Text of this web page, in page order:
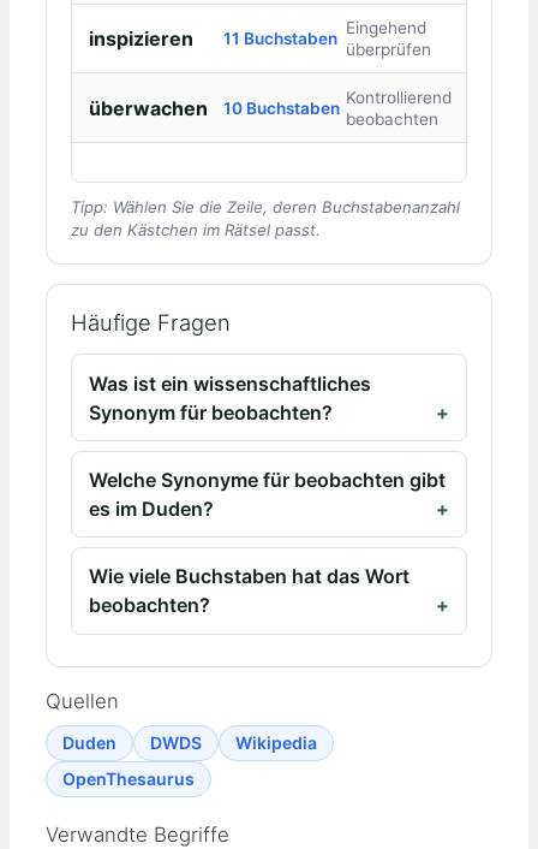
inspizieren 11 Buchstaben
Eingehend
überprüfen
überwachen 10 Buchstaben
Kontrollierend
beobachten
Tipp: Wählen Sie die Zeile, deren Buchstabenanzahl
zu den Kästchen im Rätsel passt.
Häufige Fragen
Was ist ein wissenschaftliches
Synonym für beobachten?
Welche Synonyme für beobachten gibt
es im Duden?
Wie viele Buchstaben hat das Wort
beobachten?
Quellen
Duden DWDS
Wikipedia
OpenThesaurus
Verwandte Begriffe